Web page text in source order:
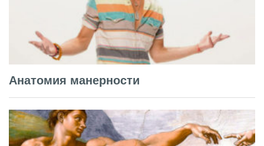
Анатомия манерности